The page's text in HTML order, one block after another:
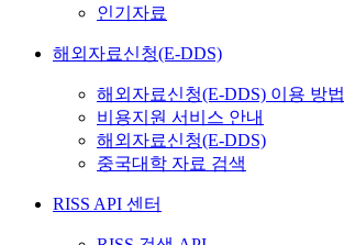
인기자료
해외자료신청(E-DDS)
해외자료신청(E-DDS) 이용 방법
비용지원 서비스 안내
해외자료신청(E-DDS)
중국대학 자료 검색
RISS API 센터